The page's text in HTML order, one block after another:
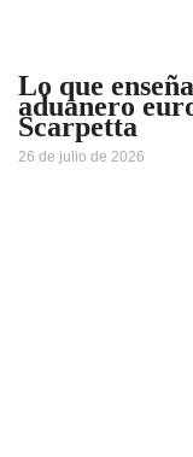
Lo que
aduanero
Scarpetta
26 de julio de 2026